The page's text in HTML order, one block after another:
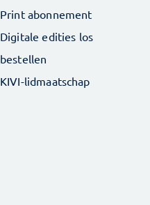
Print abonnement
Digitale edities los
bestellen
KIVI-lidmaatschap